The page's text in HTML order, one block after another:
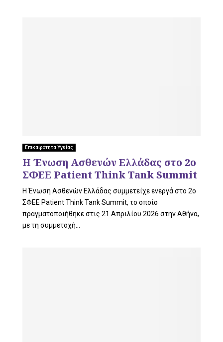
Επικαιρότητα Υγείας
Η Ένωση Ασθενών Ελλάδας στο 2ο
ΣΦΕΕ Patient Think Tank Summit
Η Ένωση Ασθενών Ελλάδας συμμετείχε ενεργά στο 2ο
ΣΦΕΕ Patient Think Tank Summit, το οποίο
πραγματοποιήθηκε στις 21 Απριλίου 2026 στην Αθήνα,
με τη συμμετοχή...